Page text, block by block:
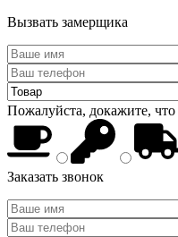
Вызвать замерщика
Пожалуйста, докажите,
Заказать звонок